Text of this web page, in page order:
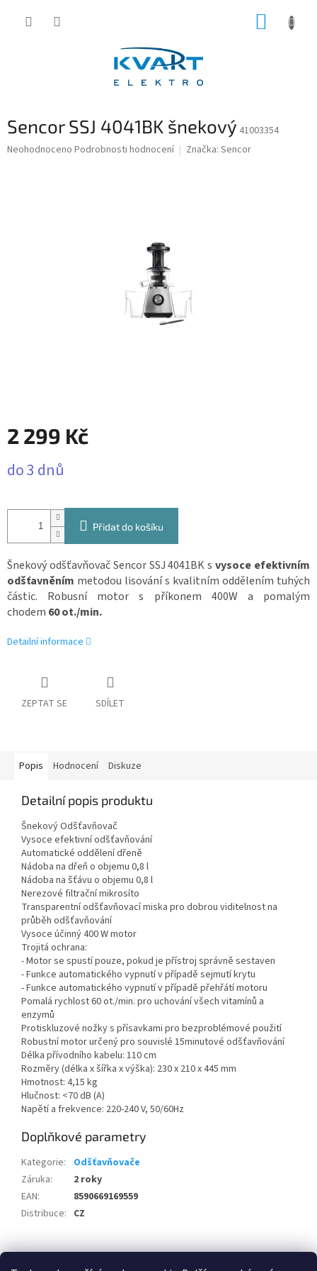
Sencor SSJ 4041BK šnekový 41003354
Průměrné
Neohodnoceno Podrobnosti hodnocení Značka: Sencor
2 299 Kč
cena:
do 3 dnů
Přidat do košíku
Šnekový odšťavňovač Sencor SSJ 4041BK svysoce efektivním
odšťavněním metodou lisování s kvalitním oddělením tuhých
částic. Robusní motor s příkonem 400W a pomalým
chodem 60 ot./min.
Detailní informace
ZEPTAT SE SDÍLET
Popis Hodnocení Diskuze
Detailní popis produktu
Šnekový Odšťavňovač
Vysoce efektivní odšťavňování
Automatické oddělení dřeně
Nádoba na dřeň o objemu 0,8 l
Nádoba na šťávu o objemu 0,8 l
Nerezové filtrační mikrosíto
Transparentní odšťavňovací miska pro dobrou viditelnost na
průběh odšťavňování
Vysoce účinný 400 W motor
Trojitá ochrana:
- Motor se spustí pouze, pokud je přístroj správně sestaven
- Funkce automatického vypnutí v případě sejmutí krytu
- Funkce automatického vypnutí v případě přehřátí motoru
Pomalá rychlost 60 ot./min. pro uchování všech vitamínů a
enzymů
Protiskluzové nožky s přísavkami pro bezproblémové použití
Robustní motor určený pro souvislé 15minutové odšťavňování
Délka přívodního kabelu: 110 cm
Rozměry (délka x šířka x výška): 230 x 210 x 445 mm
Hmotnost: 4,15 kg
Hlučnost: <70 dB (A)
Napětí a frekvence: 220-240 V, 50/60Hz
Doplňkové parametry
Kategorie:
Odšťavňovače
Záruka:
2 roky
EAN:
8590669169559
Distribuce: CZ
Z